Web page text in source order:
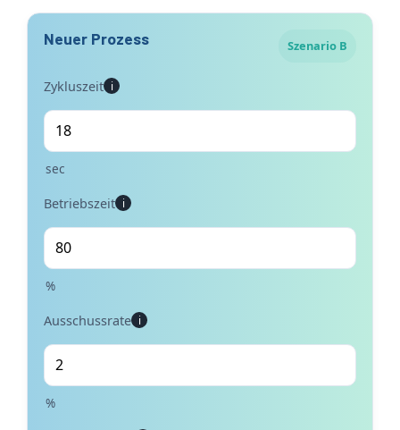
Neuer Prozess Szenario B
Zykluszeit i
sec
Betriebszeit i
%
Ausschussrate i
%